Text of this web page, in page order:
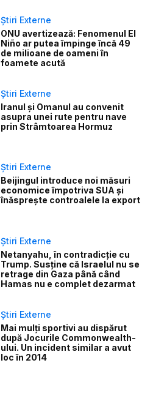
Știri Externe
ONU avertizează: Fenomenul El
Niño ar putea împinge încă 49
de milioane de oameni în
foamete acută
Știri Externe
Iranul și Omanul au convenit
asupra unei rute pentru nave
prin Strâmtoarea Hormuz
Știri Externe
Beijingul introduce noi măsuri
economice împotriva SUA și
înăsprește controalele la export
Știri Externe
Netanyahu, în contradicție cu
Trump. Susține că Israelul nu se
retrage din Gaza până când
Hamas nu e complet dezarmat
Știri Externe
Mai mulți sportivi au dispărut
după Jocurile Commonwealth-
ului. Un incident similar a avut
loc în 2014